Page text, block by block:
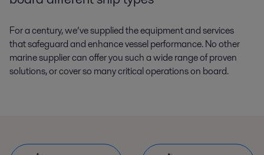
For a century, we’ve supplied the equipment and services
that safeguard and enhance vessel performance. No other
marine supplier can offer you such a wide range of proven
solutions, or cover so many critical operations on board.